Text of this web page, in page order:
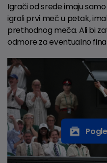
Igrači od srede imaju
igrali prvi meč u petak,
prethodnog meča. Ali bi
odmore za eventualno